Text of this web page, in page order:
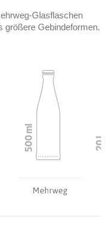
Glasflaschen
größere Gebindeformen.